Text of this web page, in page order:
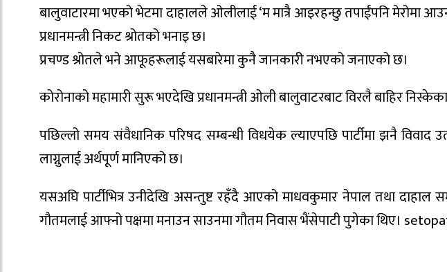
बालुवाटारमा भएको भेटमा दाहालले ओलीलाई ‘म मात्रै आइरहन्छु तपाईंपनि मेरोमा
प्रधानमन्त्री निकट श्रोतको भनाइ छ।
प्रचण्ड श्रोतले भने आफूहरूलाई यसबारेमा कुनै जानकारी नभएको जनाएको छ।
कोरोनाको महामारी सुरू भएदेखि प्रधानमन्त्री ओली बालुवाटरबाट विरलै बाहिर
पछिल्लो समय संवैधानिक परिषद सम्बन्धी विधयेक ल्याएपछि पार्टीमा झनै विवाद
लाग्नुलाई अर्थपूर्ण मानिएको छ।
यसअघि पार्टीभित्र उनीदेखि असन्तुष्ट रहँदै आएको माधवकुमार नेपाल तथा
गौतमलाई आफ्नो पक्षमा मनाउन साउनमा गौतम निवास भैंसेपाटी पुगेका थिए।